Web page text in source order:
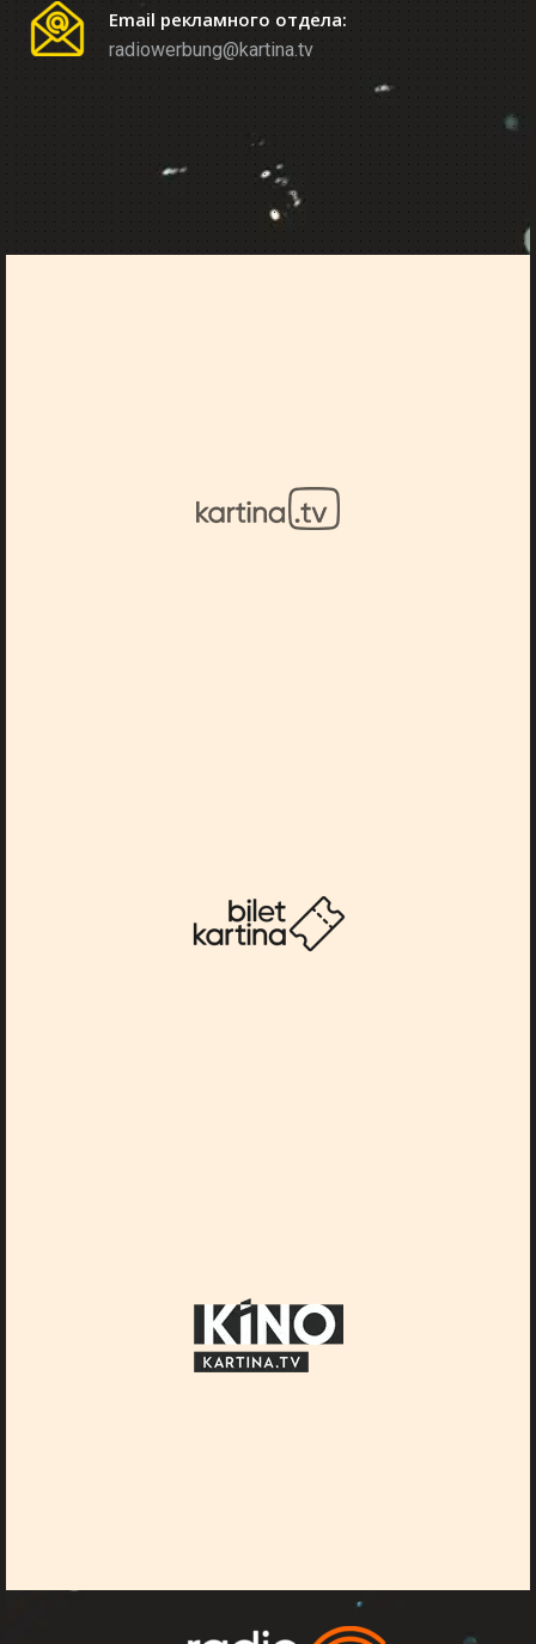
Email рекламного отдела:
radiowerbung@kartina.tv